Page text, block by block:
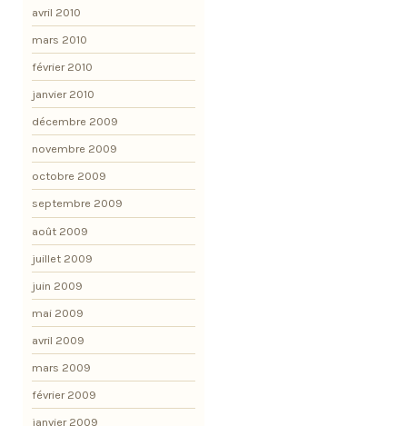
avril 2010
mars 2010
février 2010
janvier 2010
décembre 2009
novembre 2009
octobre 2009
septembre 2009
août 2009
juillet 2009
juin 2009
mai 2009
avril 2009
mars 2009
février 2009
janvier 2009